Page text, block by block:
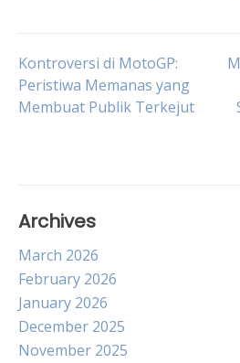
Post
navigation
Kontroversi di MotoGP:
Peristiwa Memanas yang
Membuat Publik Terkejut
Archives
March 2026
February 2026
January 2026
December 2025
November 2025